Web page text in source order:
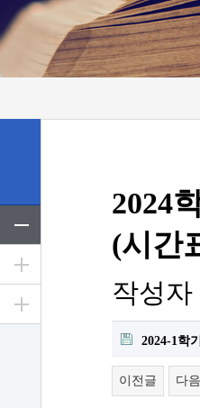
2024
(시간
작성자
2024-1학
이전글 다